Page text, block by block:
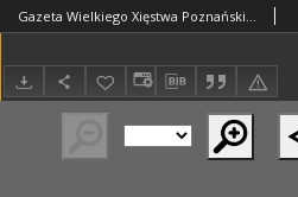
Gazeta Wielkiego Xięstwa Poznańskiego 1815.09.16 Nr74